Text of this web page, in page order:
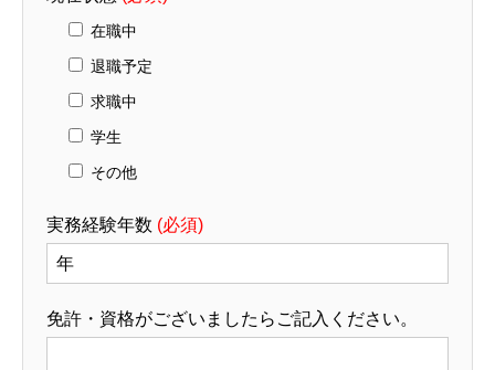
在職中
退職予定
求職中
学生
その他
実務経験年数 (必須)
免許・資格がございましたらご記入ください。